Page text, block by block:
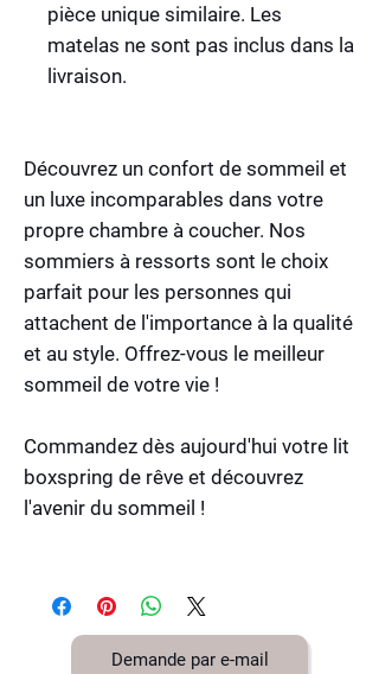
pièce unique similaire. Les
matelas ne sont pas inclus dans la
livraison.
Découvrez un confort de sommeil et
un luxe incomparables dans votre
propre chambre à coucher. Nos
sommiers à ressorts sont le choix
parfait pour les personnes qui
attachent de l'importance à la qualité
et au style. Offrez-vous le meilleur
sommeil de votre vie !
Commandez dès aujourd'hui votre lit
boxspring de rêve et découvrez
l'avenir du sommeil !
Demande par e-mail